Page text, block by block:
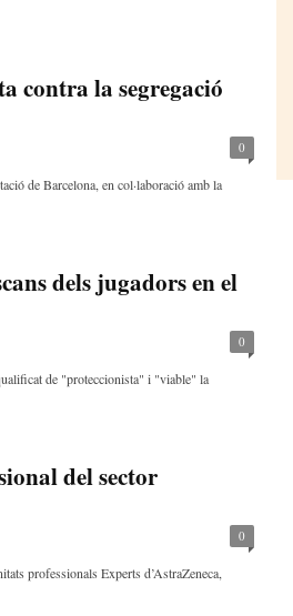
contra la segregació
0
de Barcelona, en col·laboració amb la
dels jugadors en el
0
de "proteccionista" i "viable" la
del sector
0
professionals Experts d’AstraZeneca,